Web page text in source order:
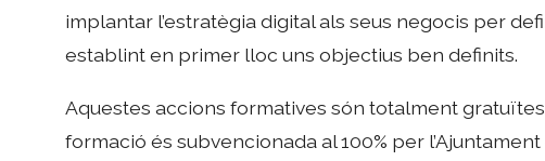
implantar l’estratègia digital als seus negocis per
establint en primer lloc uns objectius ben definits.
Aquestes accions formatives són totalment
formació és subvencionada al 100% per